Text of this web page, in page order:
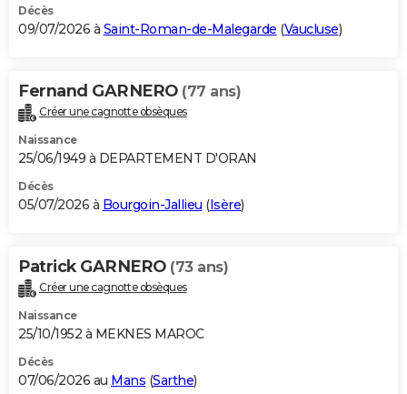
BONS PLANS
Carte de Noël
Carte Bonne année
Carte Saint-Valentin
Carte Pâques
Carte d'anniversaire
DICTIONNAIRE
Dictionnaire
Biographies
Citations
Expressions
Proverbes
PROGRAMME TV
S'inscrire
Se connecter
Lycées
Collèges
Primaires
Universités
Entreprises
Service militaire
Avis de recherche
AVIS DE DÉCÈS
Bricolage
Lifestyle
Culture
Sport
Auto
Television
Voyage
Cinema
Décès
09/07/2026 à Saint-Roman-de-Malegarde (Vaucluse)
Fernand GARNERO (77 ans)
Créer une cagnotte obsèques
Naissance
25/06/1949 à DEPARTEMENT D'ORAN
Décès
05/07/2026 à Bourgoin-Jallieu (Isère)
Patrick GARNERO (73 ans)
Créer une cagnotte obsèques
Naissance
25/10/1952 à MEKNES MAROC
Décès
07/06/2026 au Mans (Sarthe)